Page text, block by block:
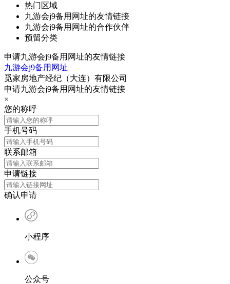
热门区域
九游会j9备用网址的友情链接
九游会j9备用网址的合作伙伴
预留分类
申请九游会j9备用网址的友情链接
九游会j9备用网址
觅家房地产经纪（大连）有限公司
申请九游会j9备用网址的友情链接
×
您的称呼
手机号码
联系邮箱
申请链接
确认申请
小程序
公众号